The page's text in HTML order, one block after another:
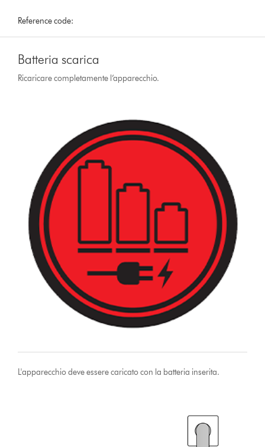
Reference code:
Batteria scarica
Ricaricare completamente l’apparecchio.
L'apparecchio deve essere caricato con la batteria inserita.